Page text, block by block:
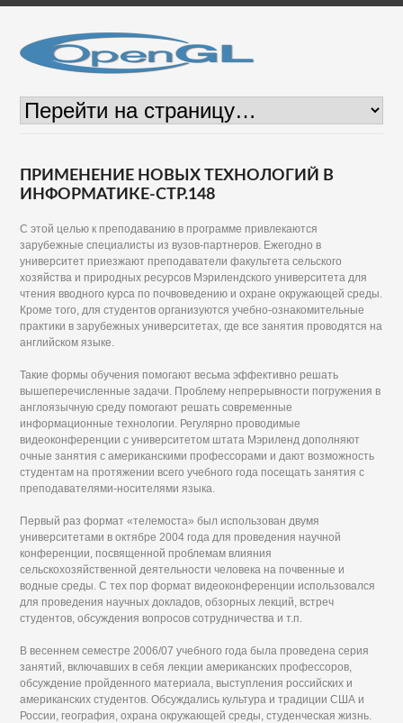
ПРИМЕНЕНИЕ НОВЫХ ТЕХНОЛОГИЙ В
ИНФОРМАТИКЕ-СТР.148
С этой целью к преподаванию в программе привлекаются
зарубежные специалисты из вузов-партнеров. Ежегодно в
университет приезжают преподаватели факультета сельского
хозяйства и природных ресурсов Мэрилендского университета для
чтения вводного курса по почвоведению и охране окружающей среды.
Кроме того, для студентов организуются учебно-ознакомительные
практики в зарубежных университетах, где все занятия проводятся на
английском языке.
Такие формы обучения помогают весьма эффективно решать
вышеперечисленные задачи. Проблему непрерывности погружения в
англоязычную среду помогают решать современные
информационные технологии. Регулярно проводимые
видеоконференции с университетом штата Мэриленд дополняют
очные занятия с американскими профессорами и дают возможность
студентам на протяжении всего учебного года посещать занятия с
преподавателями-носителями языка.
Первый раз формат «телемоста» был использован двумя
университетами в октябре 2004 года для проведения научной
конференции, посвященной проблемам влияния
сельскохозяйственной деятельности человека на почвенные и
водные среды. С тех пор формат видеоконференции использовался
для проведения научных докладов, обзорных лекций, встреч
студентов, обсуждения вопросов сотрудничества и т.п.
В весеннем семестре 2006/07 учебного года была проведена серия
занятий, включавших в себя лекции американских профессоров,
обсуждение пройденного материала, выступления российских и
американских студентов. Обсуждались культура и традиции США и
России, география, охрана окружающей среды, студенческая жизнь.